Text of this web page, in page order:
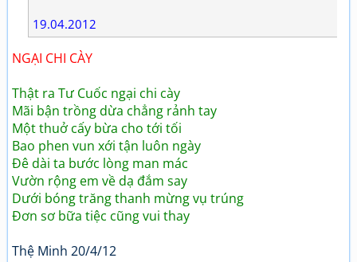
19.04.2012
NGẠI CHI CÀY
Thật ra Tư Cuốc ngại chi cày
Mãi bận trồng dừa chẳng rảnh tay
Một thuở cấy bừa cho tới tối
Bao phen vun xới tận luôn ngày
Đê dài ta bước lòng man mác
Vườn rộng em về dạ đắm say
Dưới bóng trăng thanh mừng vụ trúng
Đơn sơ bữa tiệc cũng vui thay
Thệ Minh 20/4/12